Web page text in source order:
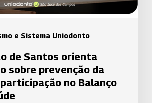
e Sistema Uniodonto
de Santos orienta
sobre prevenção da
no Balanço